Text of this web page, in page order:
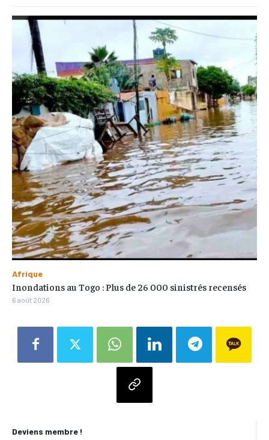
Deviens membre !
Afrique
Inondations au Togo : Plus de 26 000 sinistrés recensés
6 août 2026